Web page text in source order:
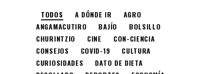
TODOS A DÓNDE IR
AGRO
ANGAMACUTIRO
BAJÍO
BOLSILLO
CHURINTZIO
CINE
CON-CIENCIA
CONSEJOS
COVID-19
CULTURA
CURIOSIDADES
DATO DE DIETA